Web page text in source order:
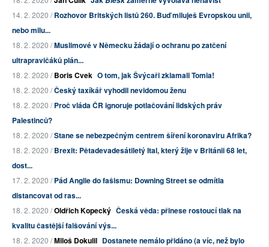
14. 2. 2020 /Rozhovor Britských listů 260. Buď miluješ Evropskou unii,
nebo milu...
18. 2. 2020 /Muslimové v Německu žádají o ochranu po zatčení
ultrapravičáků plán...
18. 2. 2020 /Boris Cvek O tom, jak Švýcaři zklamali Tomia!
18. 2. 2020 /Český taxíkář vyhodil nevidomou ženu
18. 2. 2020 /Proč vláda ČR ignoruje potlačování lidských práv
Palestinců?
18. 2. 2020 /Stane se nebezpečným centrem šíření koronaviru Afrika?
18. 2. 2020 /Brexit: Pětadevadesátiletý Ital, který žije v Británii 68 let,
dost...
17. 2. 2020 /Pád Anglie do fašismu: Downing Street se odmítla
distancovat od ras...
18. 2. 2020 /Oldřich Kopecký Česká věda: přinese rostoucí tlak na
kvalitu častější falšování výs...
18. 2. 2020 /Miloš Dokulil Dostanete nemálo přidáno (a víc, než bylo